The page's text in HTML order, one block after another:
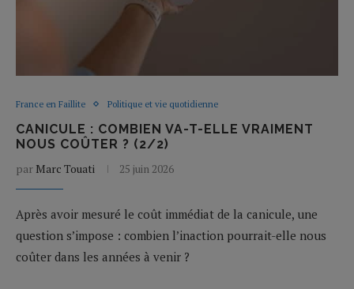
France en Faillite Politique et vie quotidienne
CANICULE : COMBIEN VA-T-ELLE VRAIMENT
NOUS COÛTER ? (2/2)
par Marc Touati 25 juin 2026
Après avoir mesuré le coût immédiat de la canicule, une
question s’impose : combien l’inaction pourrait-elle nous
coûter dans les années à venir ?